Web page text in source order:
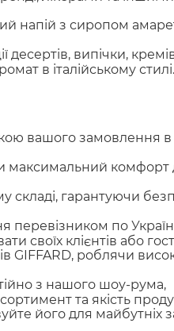
напій з сиропом
випічки,
в італійському стилі.
вашого замовлення
максимальний комфорт
складі, гарантуючи
перевізником по
своїх клієнтів або
GIFFARD, роблячи
з нашого шоу-рума,
та якість
його для майбутніх